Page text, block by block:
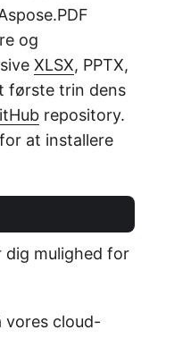
og
XLSX, PPTX,
første trin dens
repository.
at installere
dig mulighed for
cloud-